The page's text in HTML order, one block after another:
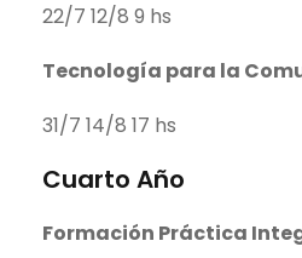
22/7 12/8 9 hs
Tecnología para la
31/7 14/8 17 hs
Cuarto Año
Formación Práctica